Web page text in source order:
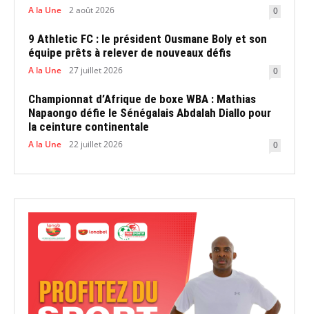
A la Une 2 août 2026 0
9 Athletic FC : le président Ousmane Boly et son
équipe prêts à relever de nouveaux défis
A la Une 27 juillet 2026 0
Championnat d’Afrique de boxe WBA : Mathias
Napaongo défie le Sénégalais Abdalah Diallo pour
la ceinture continentale
A la Une 22 juillet 2026 0